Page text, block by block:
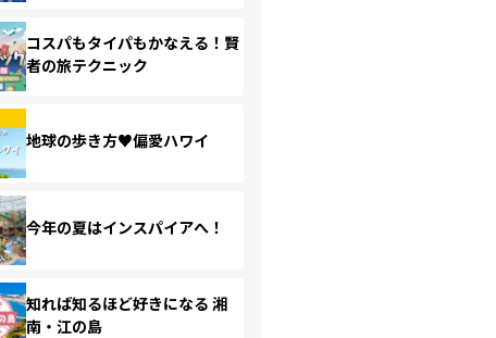
コスパもタイパもかなえる！賢
者の旅テクニック
地球の歩き方♥偏愛ハワイ
今年の夏はインスパイアへ！
知れば知るほど好きになる 湘
南・江の島